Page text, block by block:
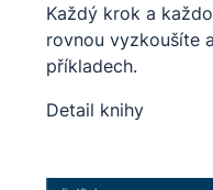
Každý krok a
rovnou vyzkoušíte
příkladech.
Detail knihy